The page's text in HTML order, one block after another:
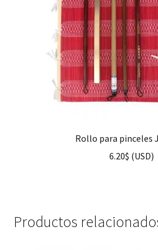
Rollo para pinceles
6.20$ (USD)
Productos